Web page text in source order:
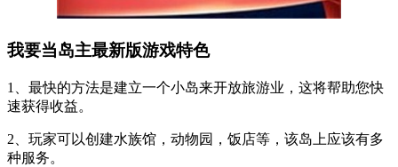
我要当岛主最新版游戏特色
1、最快的方法是建立一个小岛来开放旅游业，这将帮助您快
速获得收益。
2、玩家可以创建水族馆，动物园，饭店等，该岛上应该有多
种服务。